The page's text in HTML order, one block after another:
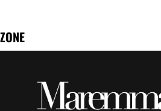
ZONE